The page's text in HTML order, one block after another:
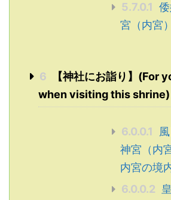
5.7.0.1
宮（内宮
6
【神社にお詣り】(For
when visiting this shrine)
6.0.0.1
神宮（内
内宮の境
6.0.0.2